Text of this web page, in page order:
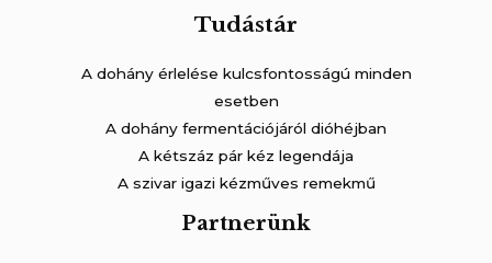
Tudástár
A dohány érlelése kulcsfontosságú minden
esetben
A dohány fermentációjáról dióhéjban
A kétszáz pár kéz legendája
A szivar igazi kézműves remekmű
Partnerünk